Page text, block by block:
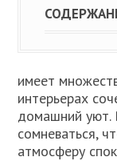
имеет
интерьерах
домашний уют.
сомневаться,
атмосферу